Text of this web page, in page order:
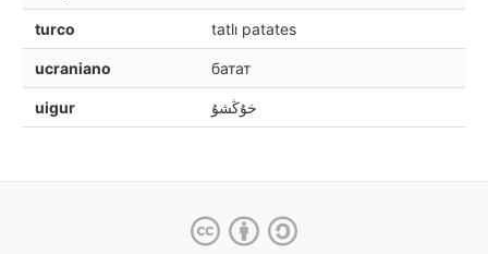
turco tatlı patates
ucraniano батат
uigur خۇڭشۇ